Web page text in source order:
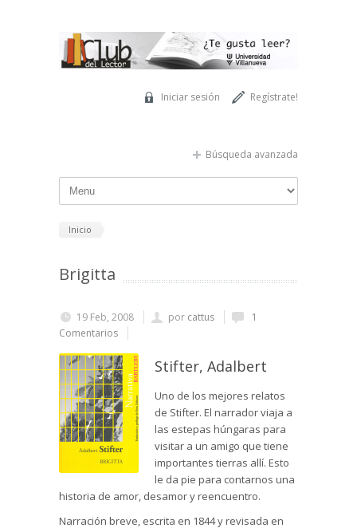
Regístrate!
Iniciar sesión
Búsqueda avanzada
Inicio
Brigitta
19 Feb, 2008 por cattus
1
Comentarios
Stifter, Adalbert
Uno de los mejores relatos
de Stifter. El narrador viaja a
las estepas húngaras para
visitar a un amigo que tiene
importantes tierras allí. Esto
le da pie para contarnos una
historia de amor, desamor y reencuentro.
Narración breve, escrita en 1844 y revisada en